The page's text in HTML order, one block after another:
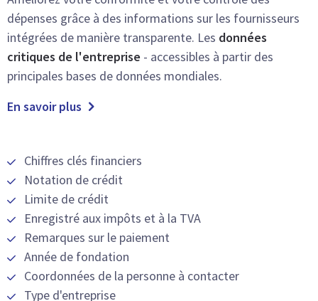
dépenses grâce à des informations sur les fournisseurs
intégrées de manière transparente. Les données
critiques de l'entreprise - accessibles à partir des
principales bases de données mondiales.
En savoir plus
Chiffres clés financiers
Notation de crédit
Limite de crédit
Enregistré aux impôts et à la TVA
Remarques sur le paiement
Année de fondation
Coordonnées de la personne à contacter
Type d'entreprise